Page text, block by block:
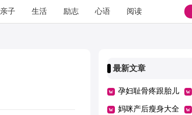
亲子 生活 励志 心语 阅读
最新文章
孕妇耻骨疼跟胎儿
入盆有关吗
妈咪产后瘦身大全